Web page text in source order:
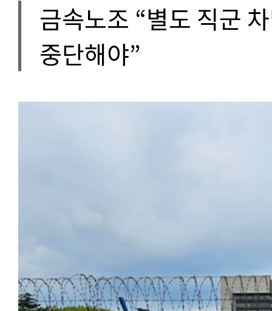
금속노조 “별도 직군
중단해야”